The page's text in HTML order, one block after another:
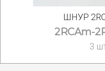
ШНУР
2RCAm-
3